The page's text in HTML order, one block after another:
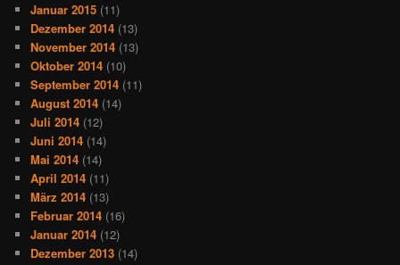
Januar 2015 (11)
Dezember 2014 (13)
November 2014 (13)
Oktober 2014 (10)
September 2014 (11)
August 2014 (14)
Juli 2014 (12)
Juni 2014 (14)
Mai 2014 (14)
April 2014 (11)
März 2014 (13)
Februar 2014 (16)
Januar 2014 (12)
Dezember 2013 (14)